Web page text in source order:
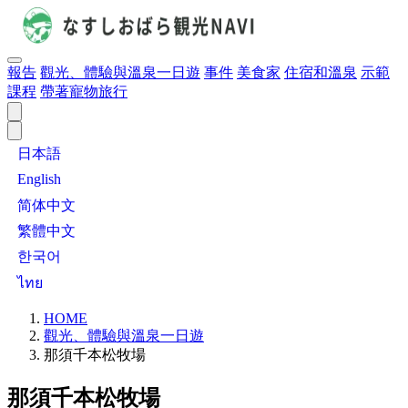
報告 觀光、體驗與溫泉一日遊 事件 美食家 住宿和溫泉 示範
課程 帶著寵物旅行
日本語
English
简体中文
繁體中文
한국어
ไทย
HOME
觀光、體驗與溫泉一日遊
那須千本松牧場
那須千本松牧場